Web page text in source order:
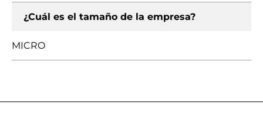
¿Cuál es el tamaño de la empresa?
MICRO